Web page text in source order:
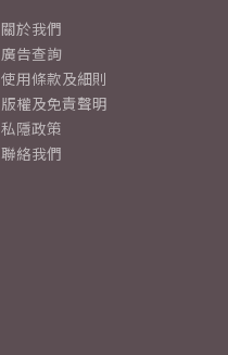
關於我們
廣告查詢
使用條款及細則
版權及免責聲明
私隱政策
聯絡我們